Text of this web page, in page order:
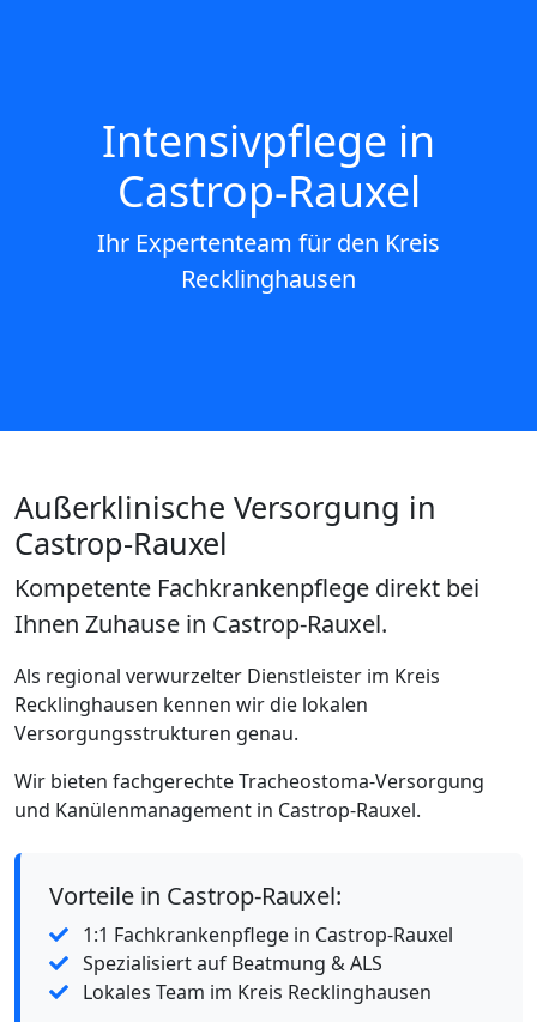
Intensivpflege in
Castrop-Rauxel
Ihr Expertenteam für den Kreis
Recklinghausen
Außerklinische Versorgung in
Castrop-Rauxel
Kompetente Fachkrankenpflege direkt bei
Ihnen Zuhause in Castrop-Rauxel.
Als regional verwurzelter Dienstleister im Kreis
Recklinghausen kennen wir die lokalen
Versorgungsstrukturen genau.
Wir bieten fachgerechte Tracheostoma-Versorgung
und Kanülenmanagement in Castrop-Rauxel.
Vorteile in Castrop-Rauxel:
1:1 Fachkrankenpflege in Castrop-Rauxel
Spezialisiert auf Beatmung & ALS
Lokales Team im Kreis Recklinghausen